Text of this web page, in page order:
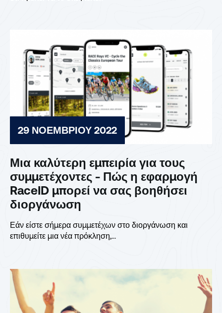
29 ΝΟΕΜΒΡΊΟΥ 2022
Μια καλύτερη εμπειρία για τους
συμμετέχοντες - Πώς η εφαρμογή
RaceID μπορεί να σας βοηθήσει
διοργάνωση
Εάν είστε σήμερα συμμετέχων στο διοργάνωση και
επιθυμείτε μια νέα πρόκληση,...